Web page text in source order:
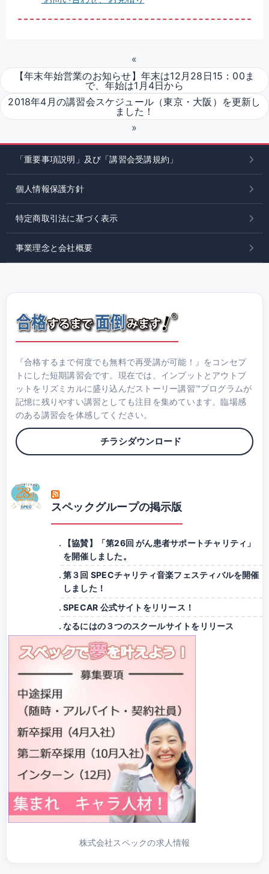
«
【年末年始営業のお知らせ】年末は12月28日15：00ま
で、年始は1月4日から
2018年4月の講習会スケジュール（東京・大阪）を更新し
ました！
»
「重要事項説明」及び「講習会受講規約」
個人情報保護方針
特定商取引法に基づく表示
事業理念と会社概要
『合格するまで何度でも無料で再受講が可能！』をコンセプ
トにした短期講習会です。現在では、インプットとアウトプ
ットをリズミカルに盛り込んだストーリー講習™プログラムが
記憶に残りやすい講習としても注目を集めています。臨場感
のある講習会を体感してください。
チラシダウンロード
スペックグループの掲示版
【協賛】「第26回 がん患者サポートチャリティ」
を開催しました。
第３回 SPECチャリティ音楽フェスティバルを開催
しました！
SPECAR 公式サイトをリリース！
なるにはの３つのスクールサイトをリリース
株式会社スペックの求人情報